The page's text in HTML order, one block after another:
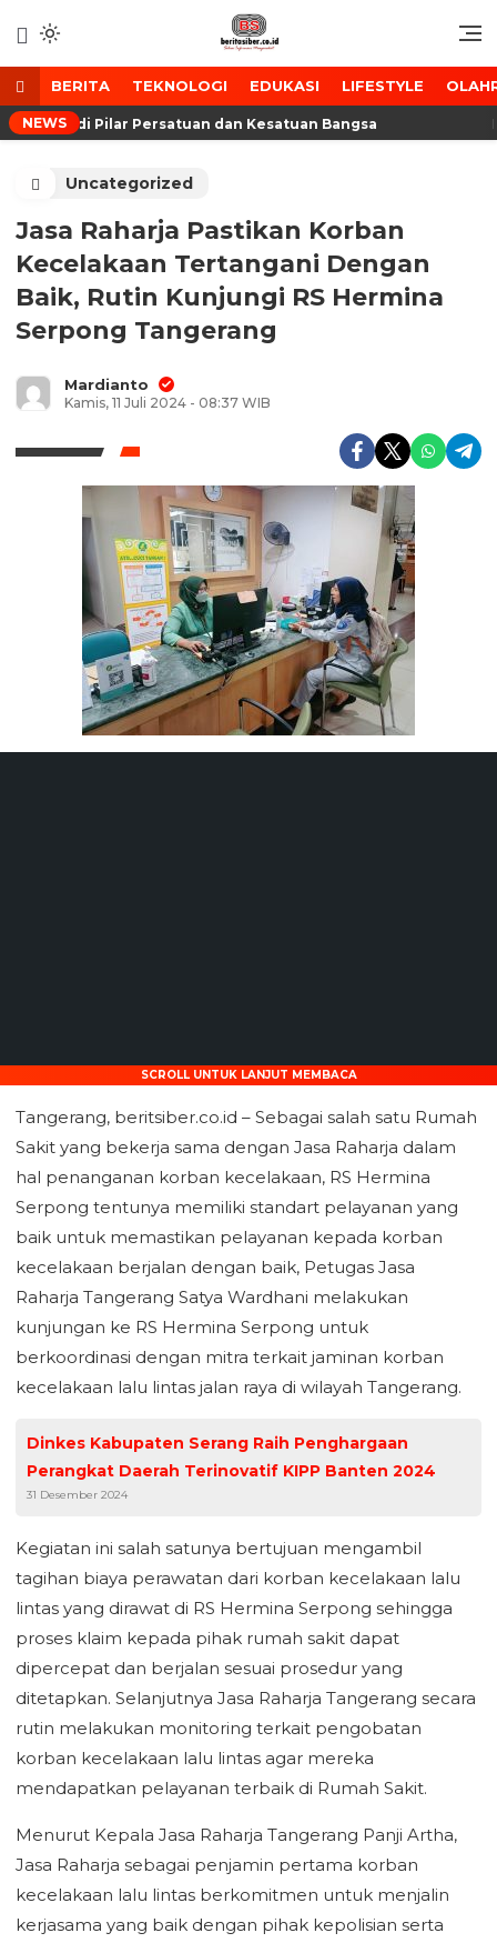
konten
BeritaSiber.co.id
Media Tanggap Dan Akurat
BERITA TEKNOLOGI EDUKASI LIFESTYLE
NEWS
Jadi Pilar Persatuan dan Kesatuan Bangsa
Uncategorized
Jasa Raharja Pastikan Korban
Kecelakaan Tertangani Dengan
Baik, Rutin Kunjungi RS Hermina
Serpong Tangerang
Mardianto
Kamis, 11 Juli 2024 - 08:37 WIB
SCROLL UNTUK LANJUT MEMBACA
Tangerang, beritsiber.co.id – Sebagai salah satu Rumah
Sakit yang bekerja sama dengan Jasa Raharja dalam
hal penanganan korban kecelakaan, RS Hermina
Serpong tentunya memiliki standart pelayanan yang
baik untuk memastikan pelayanan kepada korban
kecelakaan berjalan dengan baik, Petugas Jasa
Raharja Tangerang Satya Wardhani melakukan
kunjungan ke RS Hermina Serpong untuk
berkoordinasi dengan mitra terkait jaminan korban
kecelakaan lalu lintas jalan raya di wilayah Tangerang.
Dinkes Kabupaten Serang Raih Penghargaan
Perangkat Daerah Terinovatif KIPP Banten 2024
31 Desember 2024
Kegiatan ini salah satunya bertujuan mengambil
tagihan biaya perawatan dari korban kecelakaan lalu
lintas yang dirawat di RS Hermina Serpong sehingga
proses klaim kepada pihak rumah sakit dapat
dipercepat dan berjalan sesuai prosedur yang
ditetapkan. Selanjutnya Jasa Raharja Tangerang secara
rutin melakukan monitoring terkait pengobatan
korban kecelakaan lalu lintas agar mereka
mendapatkan pelayanan terbaik di Rumah Sakit.
Menurut Kepala Jasa Raharja Tangerang Panji Artha,
Jasa Raharja sebagai penjamin pertama korban
kecelakaan lalu lintas berkomitmen untuk menjalin
kerjasama yang baik dengan pihak kepolisian serta